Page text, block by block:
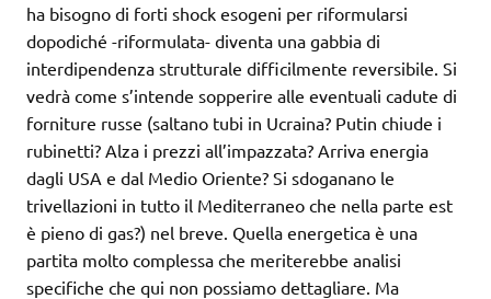
ha bisogno di forti shock esogeni per riformularsi
dopodiché -riformulata- diventa una gabbia di
interdipendenza strutturale difficilmente reversibile. Si
vedrà come s’intende sopperire alle eventuali cadute di
forniture russe (saltano tubi in Ucraina? Putin chiude i
rubinetti? Alza i prezzi all’impazzata? Arriva energia
dagli USA e dal Medio Oriente? Si sdoganano le
trivellazioni in tutto il Mediterraneo che nella parte est
è pieno di gas?) nel breve. Quella energetica è una
partita molto complessa che meriterebbe analisi
specifiche che qui non possiamo dettagliare. Ma